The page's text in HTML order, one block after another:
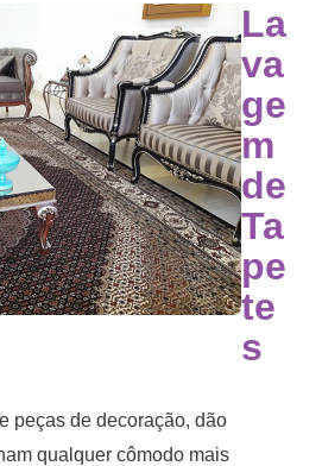
La
va
ge
m
de
Ta
pe
te
s
peças de decoração, dão
qualquer cômodo mais